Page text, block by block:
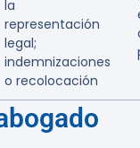
la
representación
legal;
indemnizaciones
o recolocación